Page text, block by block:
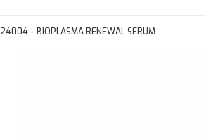
24004 - BIOPLASMA RENEWAL SERUM